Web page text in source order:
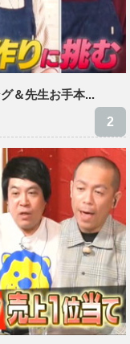
＆先生お手本...